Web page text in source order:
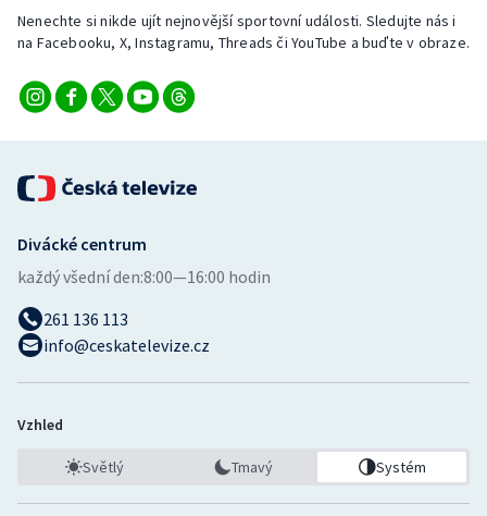
Triatlon
Vodní slalom
Nenechte si nikde ujít nejnovější sportovní události. Sledujte nás i
na Facebooku, X, Instagramu, Threads či YouTube a buďte v obraze.
Divácké centrum
každý všední den:8:00—16:00 hodin
261 136 113
info@ceskatelevize.cz
Vzhled
Světlý Tmavý Systém